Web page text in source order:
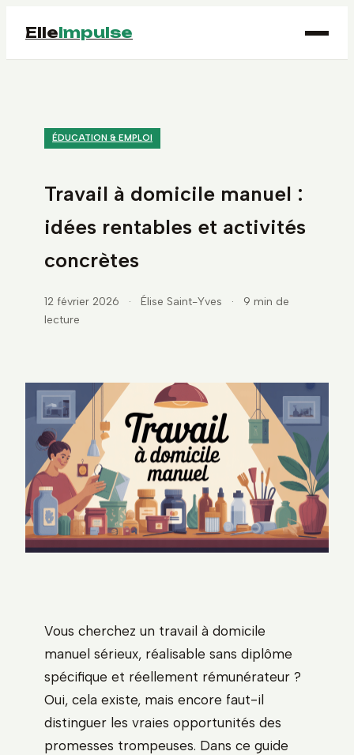
ElleImpulse
ÉDUCATION & EMPLOI
Travail à domicile manuel :
idées rentables et activités
concrètes
12 février 2026 · Élise Saint-Yves ·
9 min de
lecture
Vous cherchez un travail à domicile
manuel sérieux, réalisable sans diplôme
spécifique et réellement rémunérateur ?
Oui, cela existe, mais encore faut-il
distinguer les vraies opportunités des
promesses trompeuses. Dans ce guide